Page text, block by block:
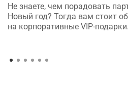
Не знаете, чем порадовать
Новый год? Тогда вам стоит
на корпоративные VIP-